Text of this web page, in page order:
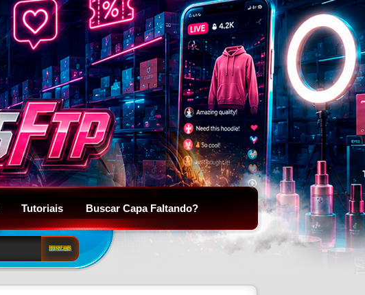
Tutoriais Buscar Capa Faltando?
BUSCAR